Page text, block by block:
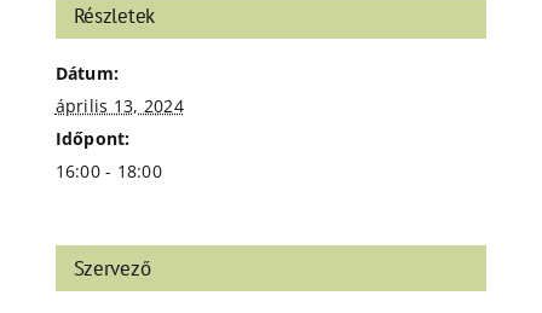
Részletek
Dátum:
április 13, 2024
Időpont:
16:00 - 18:00
Szervező